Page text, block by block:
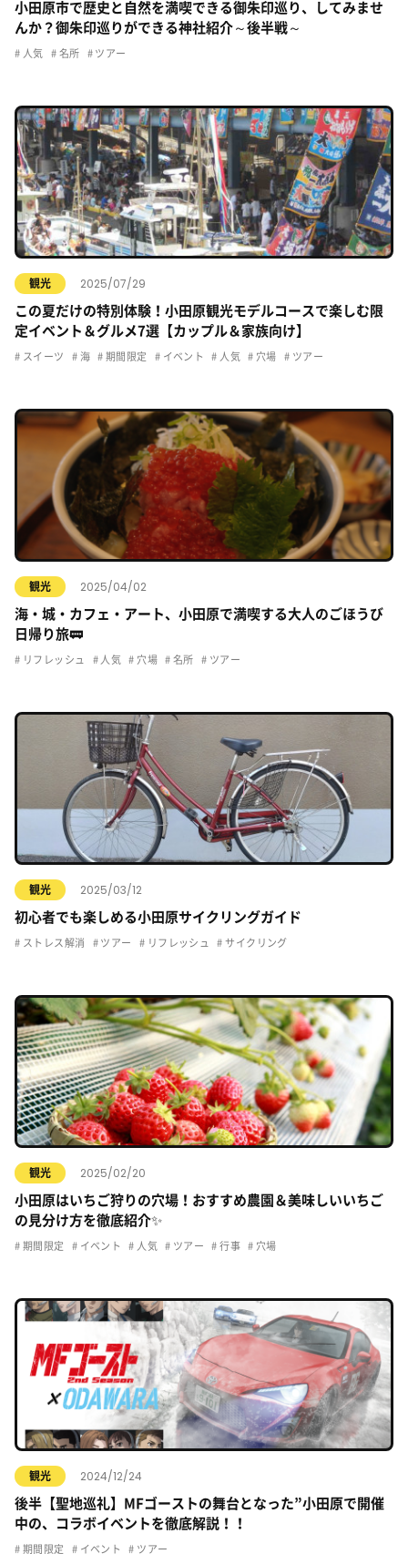
小田原市で歴史と自然を満喫できる御朱印巡り、してみませ
んか？御朱印巡りができる神社紹介～後半戦～
人気 名所 ツアー
観光 2025/07/29
この夏だけの特別体験！小田原観光モデルコースで楽しむ限
定イベント＆グルメ7選【カップル＆家族向け】
スイーツ 海 期間限定 イベント 人気 穴場 ツアー
観光 2025/04/02
海・城・カフェ・アート、小田原で満喫する大人のごほうび
日帰り旅🚃
リフレッシュ 人気 穴場 名所 ツアー
観光 2025/03/12
初心者でも楽しめる小田原サイクリングガイド
ストレス解消 ツアー リフレッシュ サイクリング
観光 2025/02/20
小田原はいちご狩りの穴場！おすすめ農園＆美味しいいちご
の見分け方を徹底紹介✨
期間限定 イベント 人気 ツアー 行事 穴場
観光 2024/12/24
後半【聖地巡礼】MFゴーストの舞台となった”小田原で開催
中の、コラボイベントを徹底解説！！
期間限定 イベント ツアー